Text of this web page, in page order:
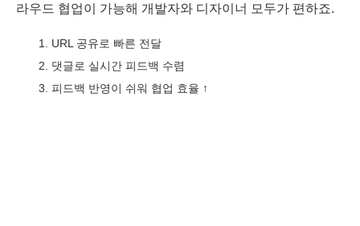
라우드 협업이 가능해 개발자와 디자이너 모두가 편하죠.
URL 공유로 빠른 전달
댓글로 실시간 피드백 수렴
피드백 반영이 쉬워 협업 효율 ↑